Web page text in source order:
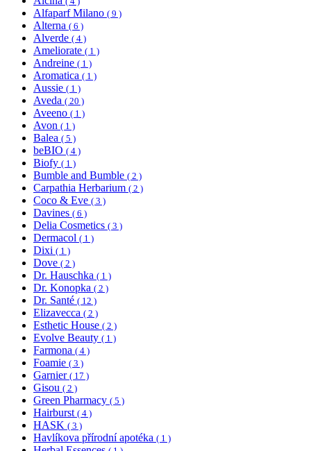
Alfaparf Milano ( 9 )
Alterna ( 6 )
Alverde ( 4 )
Ameliorate ( 1 )
Andreine ( 1 )
Aromatica ( 1 )
Aussie ( 1 )
Aveda ( 20 )
Aveeno ( 1 )
Avon ( 1 )
Balea ( 5 )
beBIO ( 4 )
Biofy ( 1 )
Bumble and Bumble ( 2 )
Carpathia Herbarium ( 2 )
Coco & Eve ( 3 )
Davines ( 6 )
Delia Cosmetics ( 3 )
Dermacol ( 1 )
Dixi ( 1 )
Dove ( 2 )
Dr. Hauschka ( 1 )
Dr. Konopka ( 2 )
Dr. Santé ( 12 )
Elizavecca ( 2 )
Esthetic House ( 2 )
Evolve Beauty ( 1 )
Farmona ( 4 )
Foamie ( 3 )
Garnier ( 17 )
Gisou ( 2 )
Green Pharmacy ( 5 )
Hairburst ( 4 )
HASK ( 3 )
Havlíkova přírodní apotéka ( 1 )